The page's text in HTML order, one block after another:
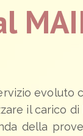
evoluto
il carico
della